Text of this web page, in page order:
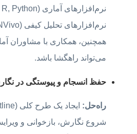
همچنین، همکاری با مشاوران
می‌تواند راهگشا باشد.
حفظ انسجام و پیوستگی در
راه‌حل:
شروع نگارش، بازخوانی و